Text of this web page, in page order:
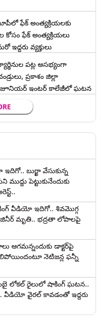
ఫేక్ అంత్యక్రియలకు
కోసం ఫేక్ అంత్యక్రియలు
ఇద్దరు వ్యక్తులు
పట్ల అసభ్యంగా
ప్రకాశం జిల్లా
జూనియర్ ఇంటర్ కాలేజీలో ఘటన
బుర్ఖా వేసుకున్న
పెట్టుకునేందుకు
వీడియో ఇదిగో.. శివమొగ్గ
మృతి.. భద్రతా లోపాలపై
ఆగమన్నందుకు డాక్టర్‌పై
నెటిజన్ల ఫన్నీ
లోకల్ రైలులో షాకింగ్ ఘటన..
వీడియో వైరల్ కావడంతో ఇద్దరు